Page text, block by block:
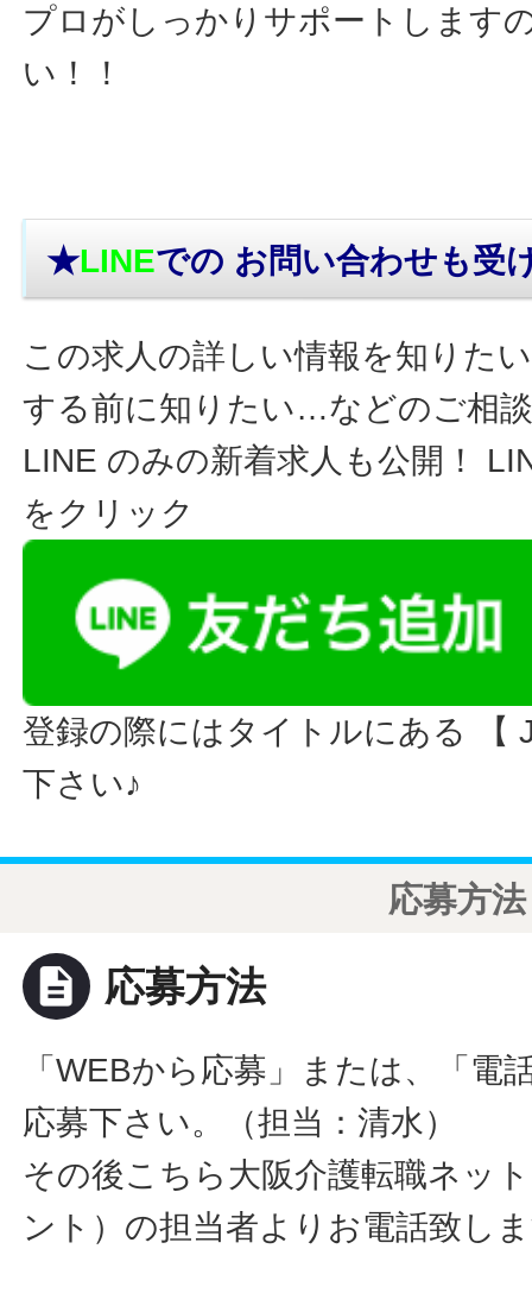
プロがしっかりサポートします
い！！
★LINEでの お問い合わせも受
この求人の詳しい情報を知りた
する前に知りたい…などのご相
LINE のみの新着求人も公開！
をクリック
登録の際にはタイトルにある 【
下さい♪
応募方法
description 応募方法
「WEBから応募」または、「電
応募下さい。（担当：清水）
その後こちら大阪介護転職ネッ
ント）の担当者よりお電話致し